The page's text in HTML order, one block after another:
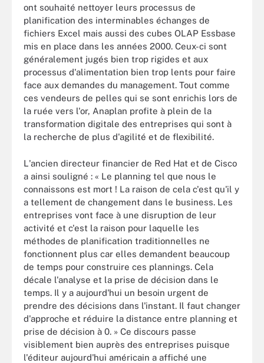
ont souhaité nettoyer leurs processus de
planification des interminables échanges de
fichiers Excel mais aussi des cubes OLAP Essbase
mis en place dans les années 2000. Ceux-ci sont
généralement jugés bien trop rigides et aux
processus d'alimentation bien trop lents pour faire
face aux demandes du management. Tout comme
ces vendeurs de pelles qui se sont enrichis lors de
la ruée vers l'or, Anaplan profite à plein de la
transformation digitale des entreprises qui sont à
la recherche de plus d'agilité et de flexibilité.
L'ancien directeur financier de Red Hat et de Cisco
a ainsi souligné : « Le planning tel que nous le
connaissons est mort ! La raison de cela c'est qu'il y
a tellement de changement dans le business. Les
entreprises vont face à une disruption de leur
activité et c'est la raison pour laquelle les
méthodes de planification traditionnelles ne
fonctionnent plus car elles demandent beaucoup
de temps pour construire ces plannings. Cela
décale l'analyse et la prise de décision dans le
temps. Il y a aujourd'hui un besoin urgent de
prendre des décisions dans l'instant. Il faut changer
d'approche et réduire la distance entre planning et
prise de décision à 0. » Ce discours passe
visiblement bien auprès des entreprises puisque
l'éditeur aujourd'hui américain a affiché une